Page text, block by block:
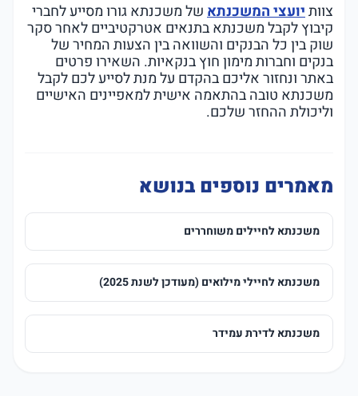
צוותיועצי המשכנתאשל משכנתא גורו מסייע לחברי
קיבוץ לקבל משכנתא בתנאים אטרקטיביים לאחר סקר
שוק בין כל הבנקים והשוואה בין הצעות המחיר של
בנקים וחברות מימון חוץ בנקאיות. השאירו פרטים
באתר ונחזור אליכם בהקדם על מנת לסייע לכם לקבל
משכנתא טובה בהתאמה אישית למאפיינים האישיים
וליכולת ההחזר שלכם.
מאמרים נוספים בנושא
משכנתא לחיילים משוחררים
משכנתא לחיילי מילואים (מעודכן לשנת 2025)
משכנתא לדירת עמידר